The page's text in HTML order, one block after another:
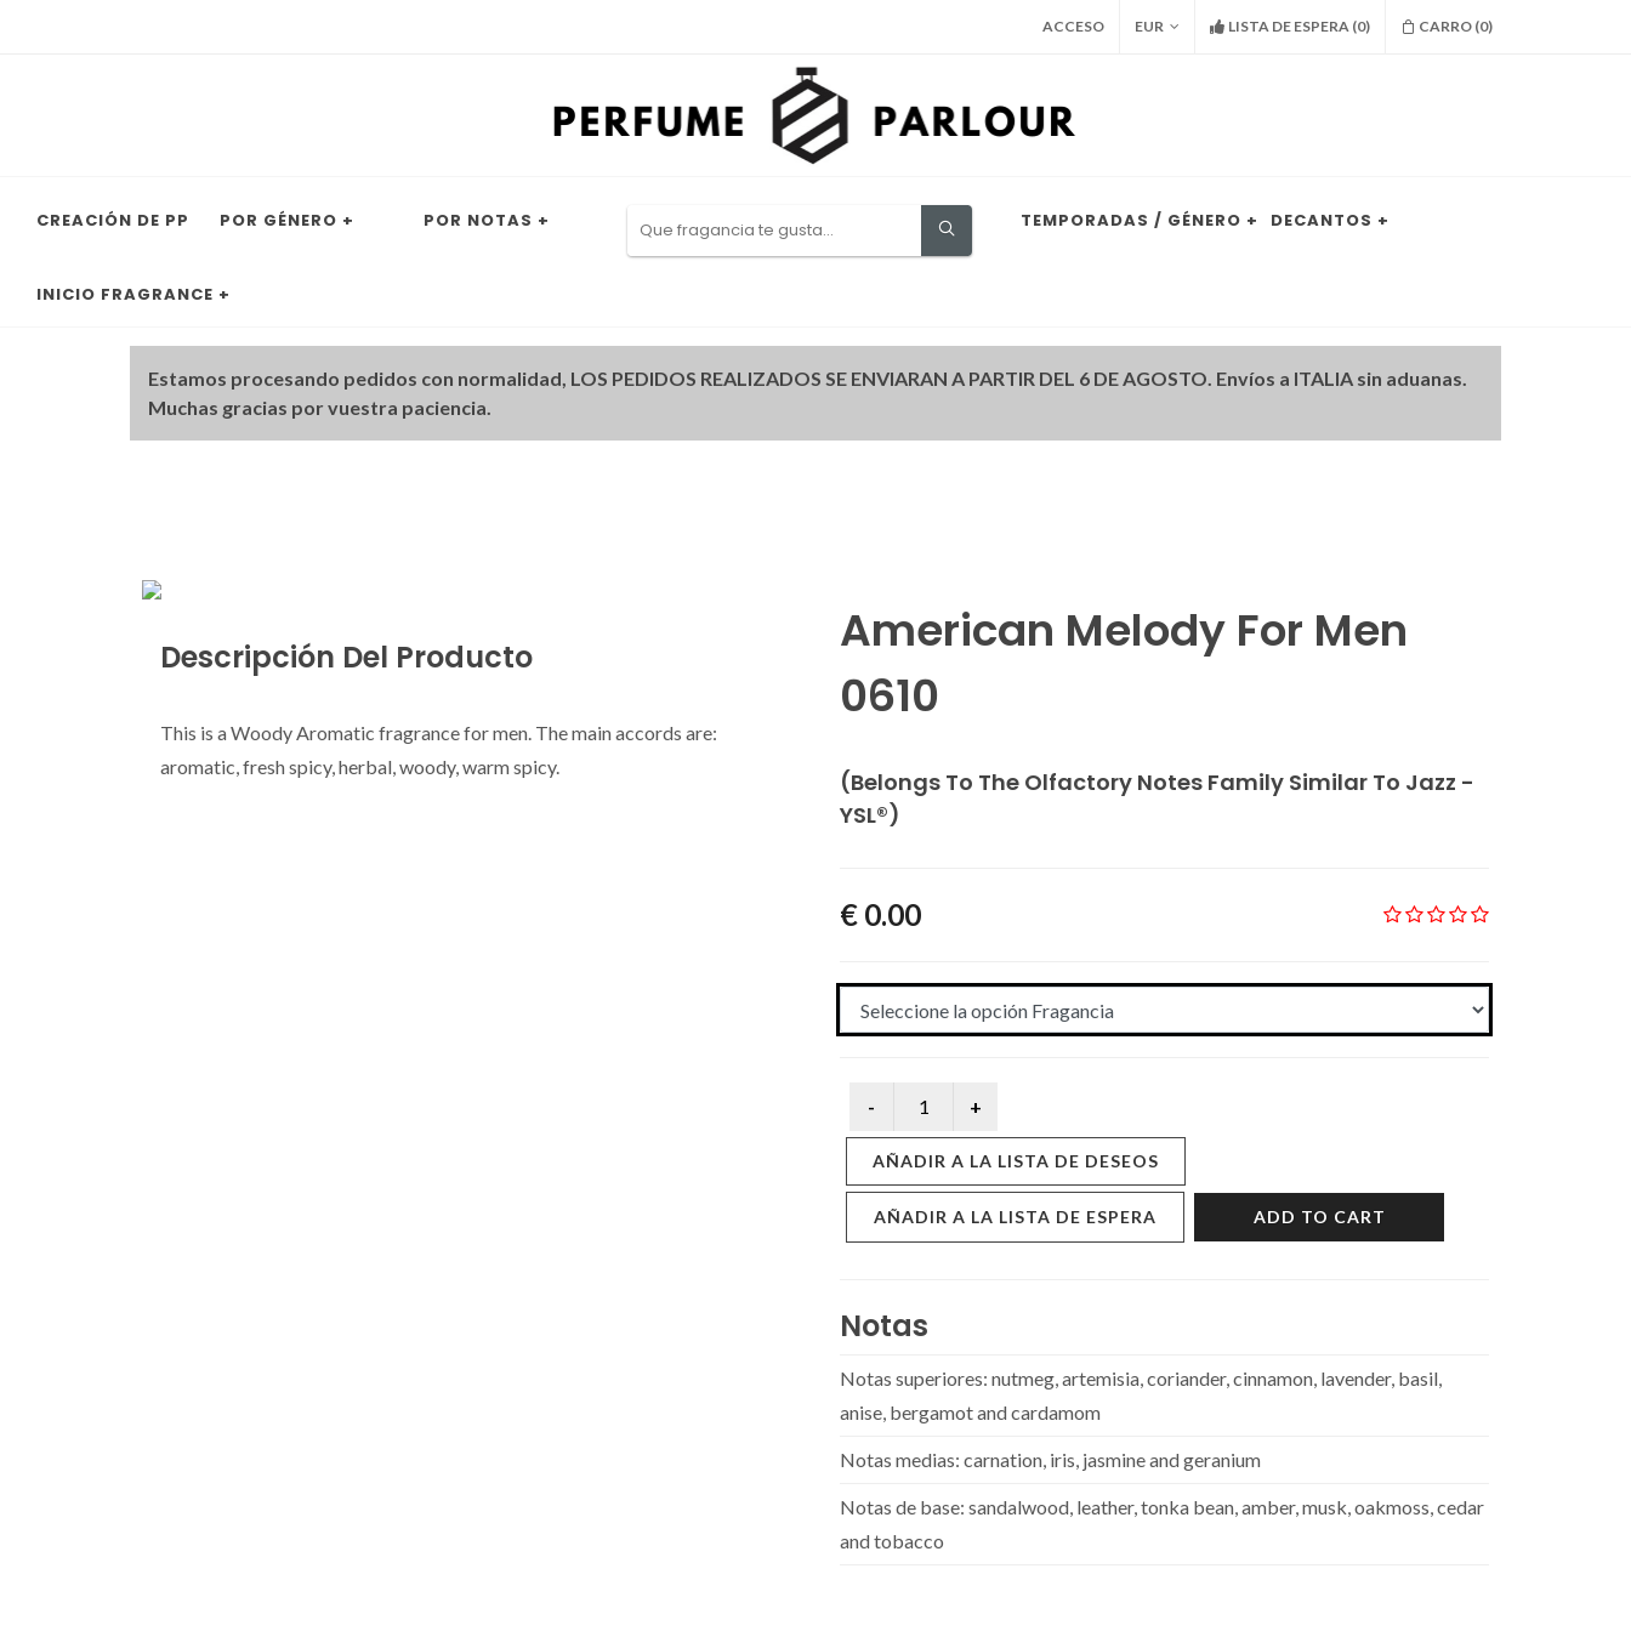
ACCESO EUR LISTA DE ESPERA (0) CARRO (0)
CREACIÓN DE PP POR GÉNERO + POR NOTAS + TEMPORADAS / GÉNERO + DECANTOS +
INICIO FRAGRANCE +
Estamos procesando pedidos con normalidad, LOS PEDIDOS REALIZADOS SE ENVIARAN A PARTIR DEL 6 DE AGOSTO. Envíos a ITALIA sin aduanas.
Muchas gracias por vuestra paciencia.
Descripción Del Producto
This is a Woody Aromatic fragrance for men. The main accords are:
aromatic, fresh spicy, herbal, woody, warm spicy.
American Melody For Men
0610
(Belongs To The Olfactory Notes Family Similar To Jazz -
YSL®)
€ 0.00
AÑADIR A LA LISTA DE DESEOS
AÑADIR A LA LISTA DE ESPERA ADD TO CART
Notas
Notas superiores: nutmeg, artemisia, coriander, cinnamon, lavender, basil,
anise, bergamot and cardamom
Notas medias: carnation, iris, jasmine and geranium
Notas de base: sandalwood, leather, tonka bean, amber, musk, oakmoss, cedar
and tobacco